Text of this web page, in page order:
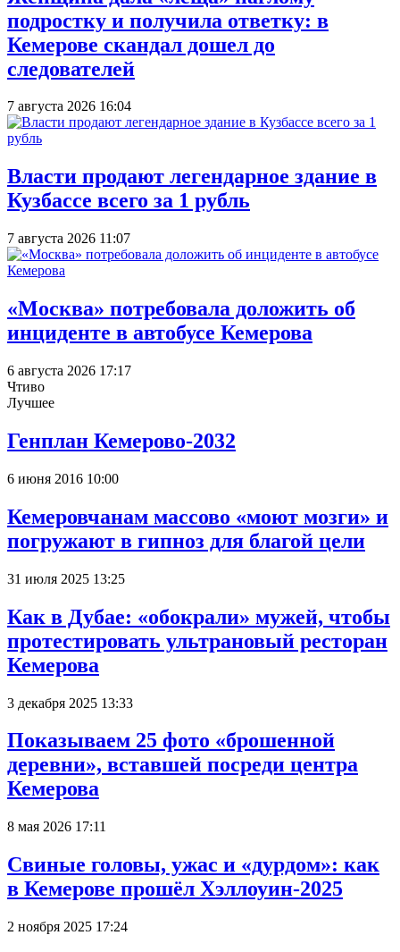
подростку и получила ответку: в
Кемерове скандал дошел до
следователей
7 августа 2026 16:04
Власти продают легендарное здание в
Кузбассе всего за 1 рубль
7 августа 2026 11:07
«Москва» потребовала доложить об
инциденте в автобусе Кемерова
6 августа 2026 17:17
Чтиво
Лучшее
Генплан Кемерово-2032
6 июня 2016 10:00
Кемеровчанам массово «моют мозги» и
погружают в гипноз для благой цели
31 июля 2025 13:25
Как в Дубае: «обокрали» мужей, чтобы
протестировать ультрановый ресторан
Кемерова
3 декабря 2025 13:33
Показываем 25 фото «брошенной
деревни», вставшей посреди центра
Кемерова
8 мая 2026 17:11
Свиные головы, ужас и «дурдом»: как
в Кемерове прошёл Хэллоуин-2025
2 ноября 2025 17:24